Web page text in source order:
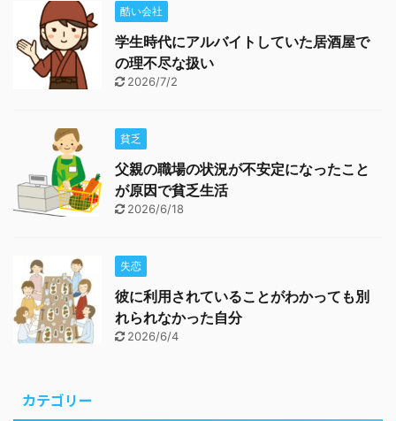
酷い会社
学生時代にアルバイトしていた居酒屋で
の理不尽な扱い
2026/7/2
貧乏
父親の職場の状況が不安定になったこと
が原因で貧乏生活
2026/6/18
失恋
彼に利用されていることがわかっても別
れられなかった自分
2026/6/4
カテゴリー